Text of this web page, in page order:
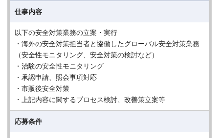
仕事内容
以下の安全対策業務の立案・実行
・海外の安全対策担当者と協働したグローバル安全対策業務
（安全性モニタリング、安全対策の検討など）
・治験の安全性モニタリング
・承認申請、照会事項対応
・市販後安全対策
・上記内容に関するプロセス検討、改善策立案等
応募条件